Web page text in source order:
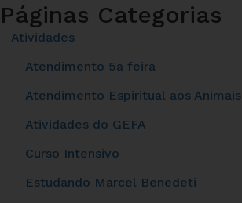
Páginas Categorias
Atividades
Atendimento 5a feira
Atendimento Espiritual aos Animais
Atividades do GEFA
Curso Intensivo
Estudando Marcel Benedeti